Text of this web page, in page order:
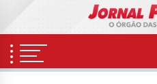
content